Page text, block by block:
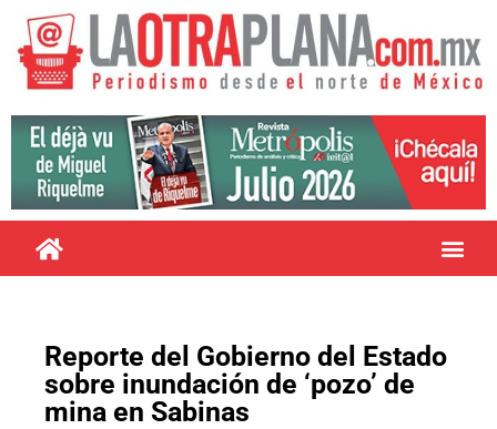
Reporte del Gobierno del Estado
sobre inundación de ‘pozo’ de
mina en Sabinas